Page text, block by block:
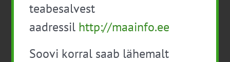
aitavad põllumajanduses kasumlikkust
kasvatada
uus juhend mulla parandamisest
teabesalvest
aadressil http://maainfo.ee
Soovi korral saab lähemalt